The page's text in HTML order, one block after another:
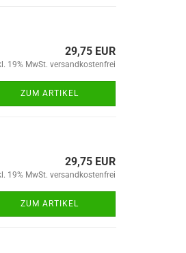
29,75 EUR
19% MwSt. versandkostenfrei
ZUM ARTIKEL
29,75 EUR
19% MwSt. versandkostenfrei
ZUM ARTIKEL